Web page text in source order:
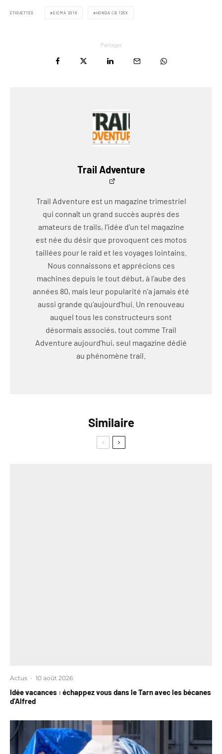
ÉTIQUETTES EICMA 2018 HONDA CB 125X
Partager
Trail Adventure
Trail Adventure est un magazine trimestriel
qui connaît un grand succès auprès des
amateurs de trails, l’idée d’un tel magazine
est née du désir que provoquent ces motos
taillées pour le raid et les voyages lointains.
Nous connaissons et apprécions ces
machines depuis le tout début, à l’aube des
années 80, mais leur popularité n’a jamais été
aussi grande qu’aujourd’hui. Un renouveau
auquel tous les constructeurs sont
désormais associés, tout comme Trail
Adventure aujourd’hui, seul magazine dédié
au phénomène trail.
Similaire
Actus · 10 août 2026
Idée vacances : échappez vous dans le Tarn avec les bécanes
d’Alfred